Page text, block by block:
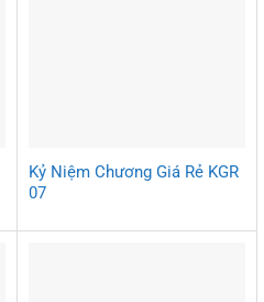
Kỷ Niệm Chương Giá Rẻ KGR
07